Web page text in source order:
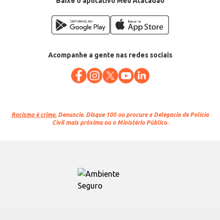
Acompanhe a gente nas redes sociais
Racismo é crime. Denuncie. Disque 100 ou procure a Delegacia de Polícia
Civil mais próxima ou o Ministério Público.